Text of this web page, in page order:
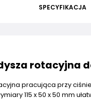
SPECYFIKACJA
rotacyjna
pracująca przy
115 x 50 x 50 mm